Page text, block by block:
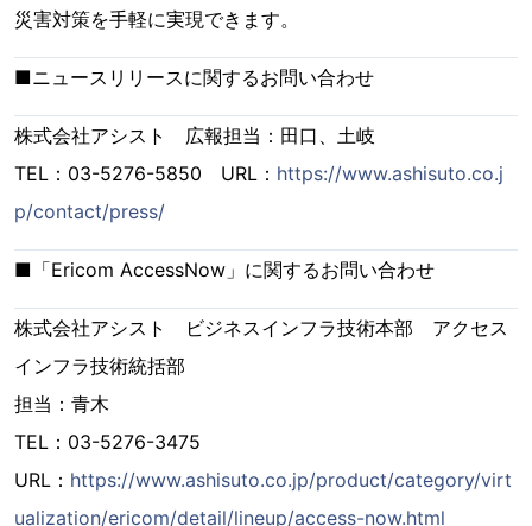
災害対策を手軽に実現できます。
■ニュースリリースに関するお問い合わせ
株式会社アシスト 広報担当：田口、土岐
TEL：03-5276-5850 URL： https://www.ashisuto.co.j
p/contact/press/
■「Ericom AccessNow」に関するお問い合わせ
株式会社アシスト ビジネスインフラ技術本部 アクセス
インフラ技術統括部
担当：青木
TEL：03-5276-3475
URL： https://www.ashisuto.co.jp/product/category/virt
ualization/ericom/detail/lineup/access-now.html